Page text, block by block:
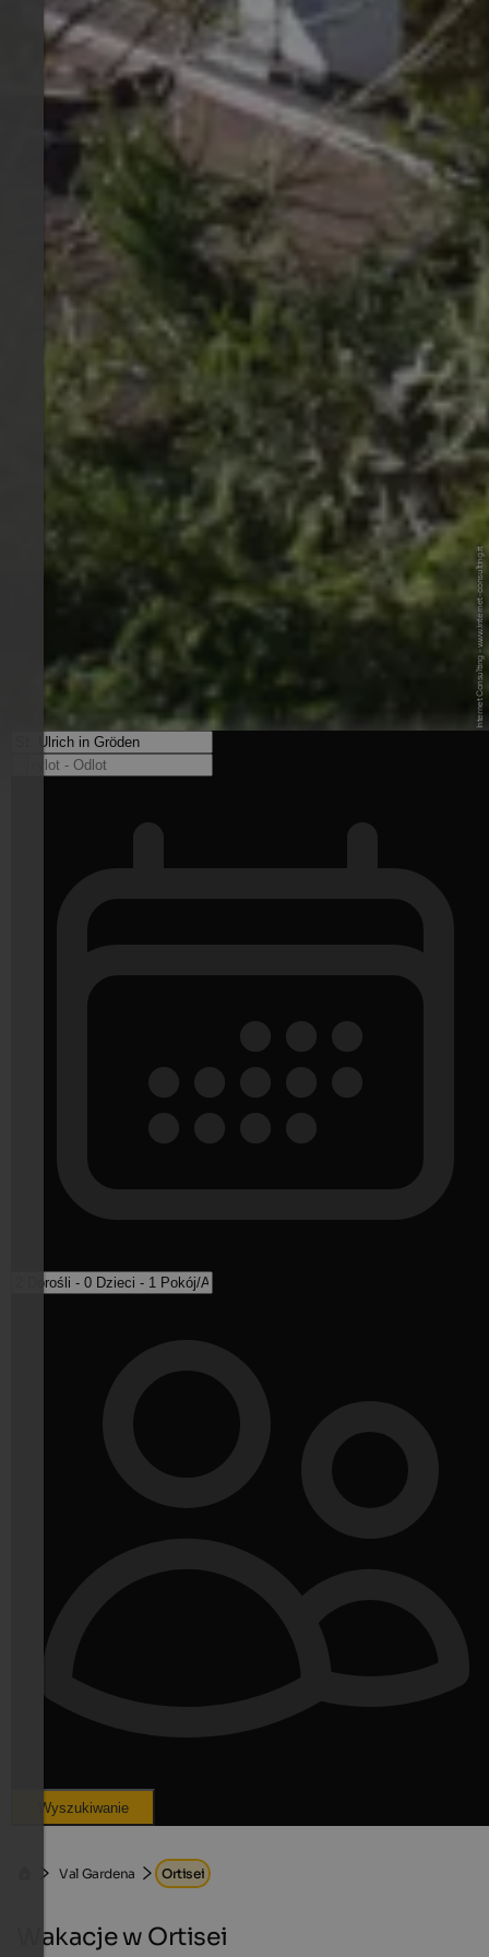
© Benedikt T. - Internet Consulting - www.internet-consulting.it
Wyszukiwanie
Val Gardena Ortisei
Wakacje w Ortisei